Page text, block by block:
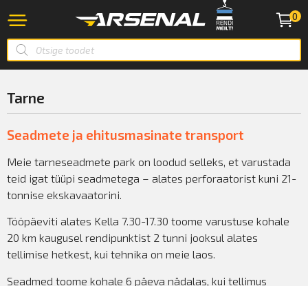
0
Tarne
Seadmete ja ehitusmasinate transport
Meie tarneseadmete park on loodud selleks, et varustada
teid igat tüüpi seadmetega – alates perforaatorist kuni 21-
tonnise ekskavaatorini.
Tööpäeviti alates Kella 7.30-17.30 toome varustuse kohale
20 km kaugusel rendipunktist 2 tunni jooksul alates
tellimise hetkest, kui tehnika on meie laos.
Seadmed toome kohale 6 päeva nädalas, kui tellimus